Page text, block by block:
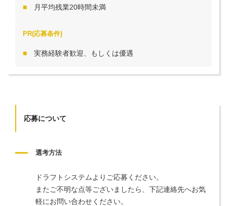
月平均残業20時間未満
PR(応募条件)
実務経験者歓迎、もしくは優遇
応募について
選考方法
ドラフトシステムよりご応募ください。
またご不明な点等ございましたら、下記連絡先へお気
軽にお問い合わせください。